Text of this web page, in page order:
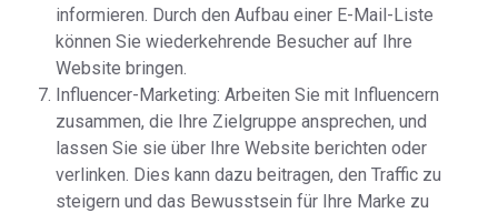
informieren. Durch den Aufbau einer E-Mail-Liste
können Sie wiederkehrende Besucher auf Ihre
Website bringen.
Influencer-Marketing: Arbeiten Sie mit Influencern
zusammen, die Ihre Zielgruppe ansprechen, und
lassen Sie sie über Ihre Website berichten oder
verlinken. Dies kann dazu beitragen, den Traffic zu
steigern und das Bewusstsein für Ihre Marke zu